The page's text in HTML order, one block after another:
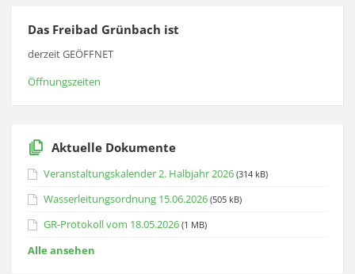
Das Freibad Grünbach ist
derzeit GEÖFFNET
Öffnungszeiten
Aktuelle Dokumente
Veranstaltungskalender 2. Halbjahr 2026 (314 kB)
Wasserleitungsordnung 15.06.2026 (505 kB)
GR-Protokoll vom 18.05.2026 (1 MB)
Alle ansehen